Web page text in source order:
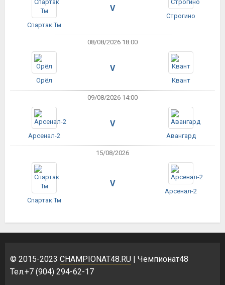
Спартак Тм
V
Строгино
08/08/2026 18:00
Орёл
V
Квант
09/08/2026 14:00
Арсенал-2
V
Авангард
15/08/2026
Спартак Тм
V
Арсенал-2
© 2015-2023 CHAMPIONAT48.RU | Чемпионат48
Тел.+7 (904) 294-62-17